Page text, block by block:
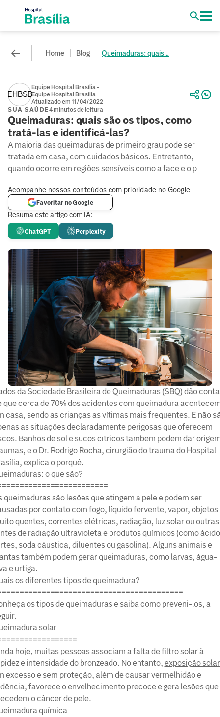
Home Blog Queimaduras: quais...
EHBSB
Equipe Hospital Brasília -
Equipe Hospital Brasília
Atualizado em 11/04/2022
SUA SAÚDE4 minutos de leitura
Queimaduras: quais são os tipos, como
tratá-las e identificá-las?
A maioria das queimaduras de primeiro grau pode ser
tratada em casa, com cuidados básicos. Entretanto,
quando ocorre em regiões sensíveis como a face e o p
Resuma este artigo com IA:
ChatGPT Perplexity
Acompanhe nossos conteúdos com prioridade no Google
Favoritar no Google
da Sociedade Brasileira de Queimaduras (SBQ) dão conta
que cerca de 70% dos acidentes com queimadura
casa, sendo as crianças as vítimas mais frequentes. E não
as situações declaradamente perigosas que oferecem
Banhos de sol e sucos cítricos também podem dar
, e o Dr. Rodrigo Rocha, cirurgião do trauma do Hospital
explica o porquê.
o que são?
queimaduras são lesões que atingem a pele e podem ser
por contato com fogo, líquido fervente, vapor, objetos
quentes, correntes elétricas, radiação, luz solar ou outras
de radiação ultravioleta e produtos químicos (como
soda cáustica, diluentes ou gasolina). Alguns animais e
também podem gerar queimaduras, como larvas, água-
e urtiga.
os diferentes tipos de queimadura?
os tipos de queimaduras e saiba como preveni-los, a
solar
hoje, muitas pessoas associam a falta de filtro solar à
e intensidade do bronzeado. No entanto, exposição solar
excesso e sem proteção, além de causar vermelhidão e
favorece o envelhecimento precoce e gera lesões que
o câncer de pele.
química